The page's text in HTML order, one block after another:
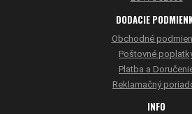
DODACIE
Obchodné
Poštovné
Platba a
Reklamačný
INFO